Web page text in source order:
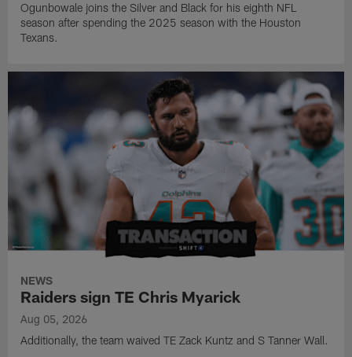
Ogunbowale joins the Silver and Black for his eighth NFL
season after spending the 2025 season with the Houston
Texans.
NEWS
Raiders sign TE Chris Myarick
Aug 05, 2026
Additionally, the team waived TE Zack Kuntz and S Tanner Wall.